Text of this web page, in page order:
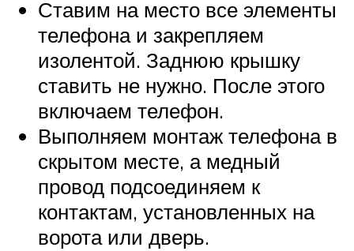
Ставим на место все элементы
телефона и закрепляем
изолентой. Заднюю крышку
ставить не нужно. После этого
включаем телефон.
Выполняем монтаж телефона в
скрытом месте, а медный
провод подсоединяем к
контактам, установленных на
ворота или дверь.